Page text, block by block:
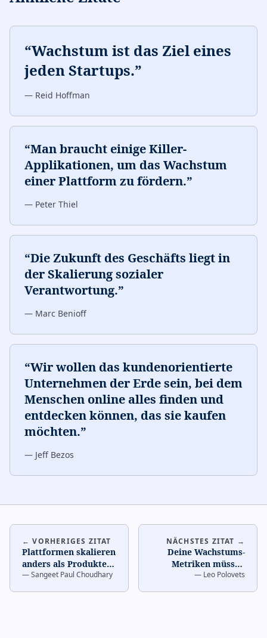
“Wachstum ist das Ziel eines
jeden Startups.”
— Reid Hoffman
“Man braucht einige Killer-
Applikationen, um das Wachstum
einer Plattform zu fördern.”
— Peter Thiel
“Die Zukunft des Geschäfts liegt in
der Skalierung sozialer
Verantwortung.”
— Marc Benioff
“Wir wollen das kundenorientierte
Unternehmen der Erde sein, bei dem
Menschen online alles finden und
entdecken können, das sie kaufen
möchten.”
— Jeff Bezos
← VORHERIGES ZITAT
Plattformen skalieren
anders als Produkte.
Verstehe den
—Sangeet Paul Choudhary
NÄCHSTES ZITAT →
Deine Wachstums-
Metriken müssen
Leading Indicators
— Leo Polovets